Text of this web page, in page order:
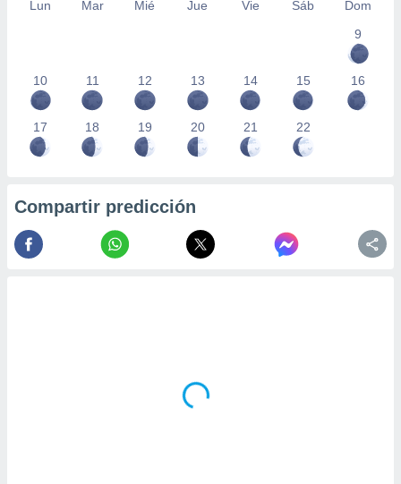
Lun Mar Mié Jue Vie Sáb
Dom
9
10 11 12 13 14 15 16
17 18 19 20 21 22
Compartir predicción